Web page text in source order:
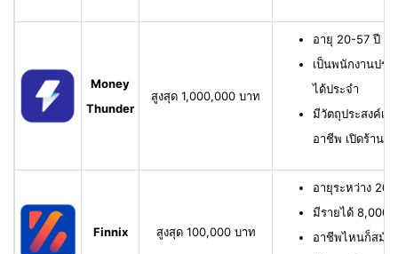
Money
Thunder
สูงสุด 1,000,000 บาท
อายุ 20-57 ปี มี
เป็นพนักงานปร
ได้ประจำ
มีวัตถุประสงค์เพื่
อาชีพ เปิดร้าน
Finnix สูงสุด 100,000 บาท
อายุระหว่าง
มีรายได้ 8,000
อาชีพไหนก็สมัค